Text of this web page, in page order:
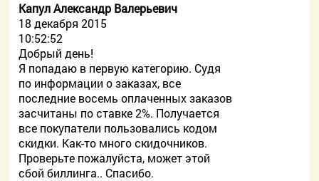
Капул Александр Валерьевич
18 декабря 2015
10:52:52
Добрый день!
Я попадаю в первую категорию. Судя
по информации о заказах, все
последние восемь оплаченных заказов
засчитаны по ставке 2%. Получается
все покупатели пользовались кодом
скидки. Как-то много скидочников.
Проверьте пожалуйста, может этой
сбой биллинга.. Спасибо.